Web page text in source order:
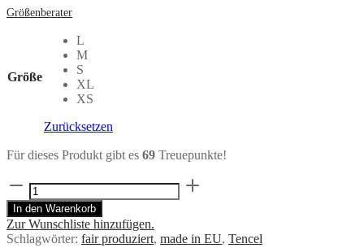
Größenberater
Größe
L
M
S
XL
XS
Zurücksetzen
Für dieses Produkt gibt es 69 Treuepunkte!
kurze
Hose
SHORTI
Jeans
aus
In den Warenkorb
Zur Wunschliste hinzufügen.
Schlagwörter: fair produziert, made in EU, Tencel